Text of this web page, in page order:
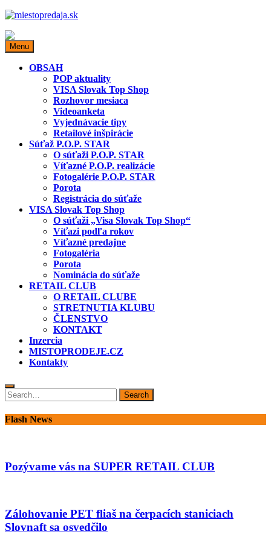
miestopredaja.sk
Miesto predaja
Menu
OBSAH
POP aktuality
VISA Slovak Top Shop
Rozhovor mesiaca
Videoanketa
Vyjednávacie tipy
Retailové inšpirácie
Súťaž P.O.P. STAR
O súťaži P.O.P. STAR
Víťazné P.O.P. realizácie
Fotogalérie P.O.P. STAR
Porota
Registrácia do súťaže
VISA Slovak Top Shop
O súťaži „Visa Slovak Top Shop“
Víťazi podľa rokov
Víťazné predajne
Fotogaléria
Porota
Nominácia do súťaže
RETAIL CLUB
O RETAIL CLUBE
STRETNUTIA KLUBU
ČLENSTVO
KONTAKT
Inzercia
MISTOPRODEJE.CZ
Kontakty
Search
for:
Search
Flash News
Pozývame vás na SUPER RETAIL CLUB
Zálohovanie PET fliaš na čerpacích staniciach
Slovnaft sa osvedčilo